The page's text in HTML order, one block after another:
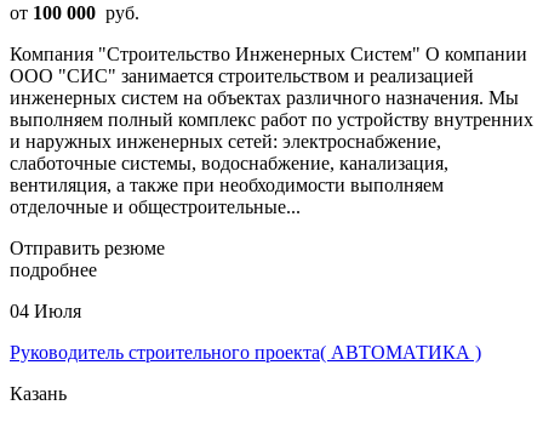
от 100 000 руб.
Компания "Строительство Инженерных Систем" О компании
ООО "СИС" занимается строительством и реализацией
инженерных систем на объектах различного назначения. Мы
выполняем полный комплекс работ по устройству внутренних
и наружных инженерных сетей: электроснабжение,
слаботочные системы, водоснабжение, канализация,
вентиляция, а также при необходимости выполняем
отделочные и общестроительные...
Отправить резюме
подробнее
04 Июля
Руководитель строительного проекта( АВТОМАТИКА )
Казань